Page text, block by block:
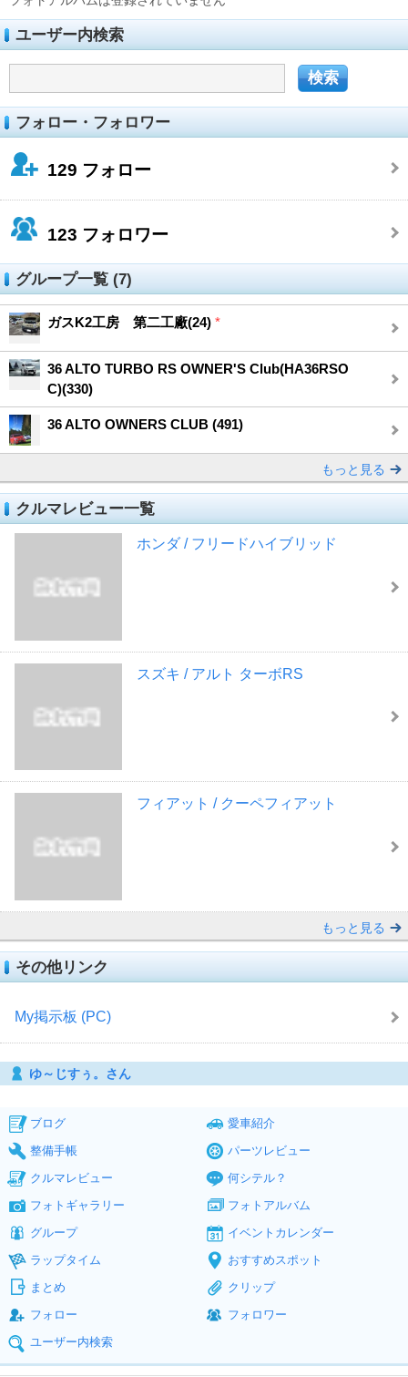
ユーザー内検索
フォロー・フォロワー
129 フォロー
123 フォロワー
グループ一覧 (7)
ガスK2工房 第二工廠(24) *
36 ALTO TURBO RS OWNER'S Club(HA36RSO
C)(330)
36 ALTO OWNERS CLUB (491)
もっと見る
クルマレビュー一覧
ホンダ / フリードハイブリッド
スズキ / アルト ターボRS
フィアット / クーペフィアット
もっと見る
その他リンク
My掲示板 (PC)
ゆ～じすぅ。さん
ブログ
愛車紹介
整備手帳
パーツレビュー
クルマレビュー
何シテル？
フォトギャラリー
フォトアルバム
グループ
イベントカレンダー
ラップタイム
おすすめスポット
まとめ
クリップ
フォロー
フォロワー
ユーザー内検索